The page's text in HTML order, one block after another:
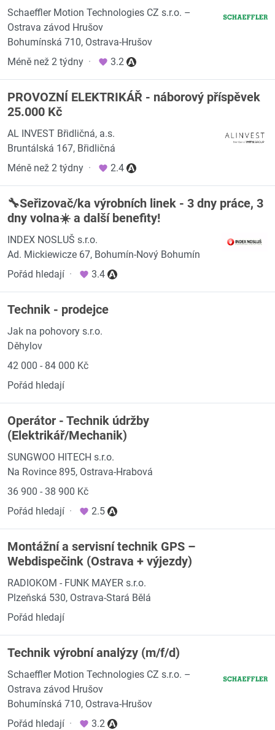
Schaeffler Motion Technologies CZ s.r.o. –
Ostrava závod Hrušov
Bohumínská 710, Ostrava-Hrušov
Méně než 2 týdny · 3.2
PROVOZNÍ ELEKTRIKÁŘ - náborový příspěvek
25.000 Kč
AL INVEST Břidličná, a.s.
Bruntálská 167, Břidličná
Méně než 2 týdny · 2.4
🔧Seřizovač/ka výrobních linek - 3 dny práce, 3
dny volna☀️ a další benefity!
INDEX NOSLUŠ s.r.o.
Ad. Mickiewicze 67, Bohumín-Nový Bohumín
Pořád hledají · 3.4
Technik - prodejce
Jak na pohovory s.r.o.
Děhylov
42 000 - 84 000 Kč
Pořád hledají
Operátor - Technik údržby
(Elektrikář/Mechanik)
SUNGWOO HITECH s.r.o.
Na Rovince 895, Ostrava-Hrabová
36 900 - 38 900 Kč
Pořád hledají · 2.5
Montážní a servisní technik GPS –
Webdispečink (Ostrava + výjezdy)
RADIOKOM - FUNK MAYER s.r.o.
Plzeňská 530, Ostrava-Stará Bělá
Pořád hledají
Technik výrobní analýzy (m/f/d)
Schaeffler Motion Technologies CZ s.r.o. –
Ostrava závod Hrušov
Bohumínská 710, Ostrava-Hrušov
Pořád hledají · 3.2